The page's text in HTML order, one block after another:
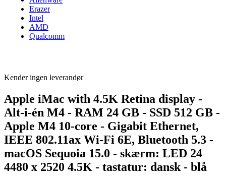
Erazer
Intel
AMD
Qualcomm
Kender ingen leverandør
Apple iMac with 4.5K Retina display -
Alt-i-én M4 - RAM 24 GB - SSD 512 GB -
Apple M4 10-core - Gigabit Ethernet,
IEEE 802.11ax Wi-Fi 6E, Bluetooth 5.3 -
macOS Sequoia 15.0 - skærm: LED 24
4480 x 2520 4.5K - tastatur: dansk - blå